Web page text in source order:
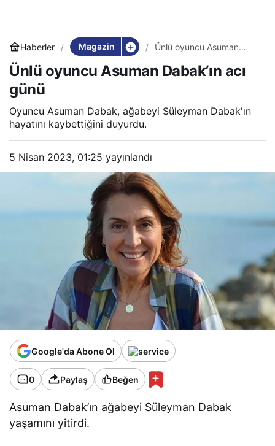
Haberler Magazin
Ünlü oyuncu Asuman
Ünlü oyuncu Asuman Dabak’ın acı
günü
Oyuncu Asuman Dabak, ağabeyi Süleyman Dabak'ın
hayatını kaybettiğini duyurdu.
5 Nisan 2023, 01:25 yayınlandı
Google'da Abone Ol
0 Paylaş Beğen
Asuman Dabak’ın ağabeyi Süleyman Dabak
yaşamını yitirdi.